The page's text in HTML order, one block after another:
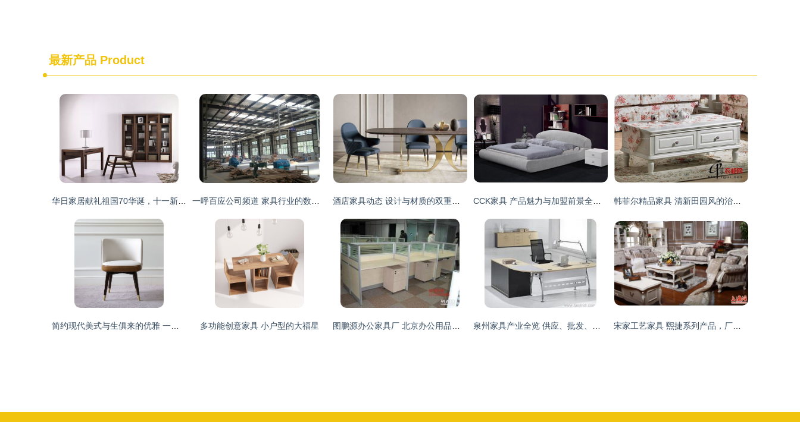
最新产品 Product
多功能创意家具 小户型的大福星